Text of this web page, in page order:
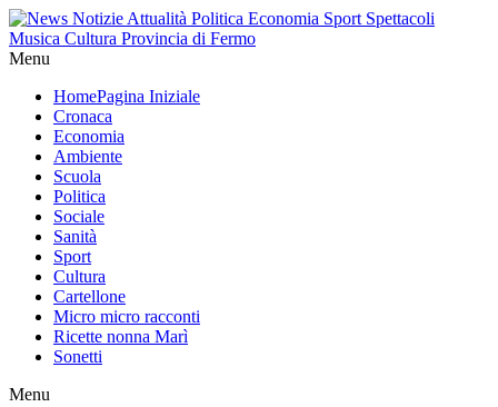
Menu
HomePagina Iniziale
Cronaca
Economia
Ambiente
Scuola
Politica
Sociale
Sanità
Sport
Cultura
Cartellone
Micro micro racconti
Ricette nonna Marì
Sonetti
Menu